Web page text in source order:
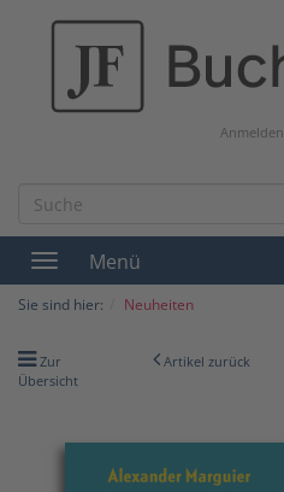
Anmelden
Toggle
navigation
Menü
Sie sind hier: Neuheiten
Zur
Übersicht
Artikel zurück